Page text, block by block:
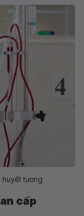
huyết tương
cấp